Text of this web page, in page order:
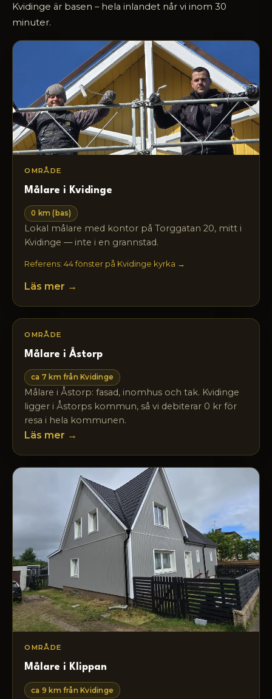
Kvidinge är basen – hela inlandet når vi inom 30
minuter.
OMRÅDE
Målare i Kvidinge
0 km (bas)
Lokal målare med kontor på Torggatan 20, mitt i
Kvidinge — inte i en grannstad.
Referens: 44 fönster på Kvidinge kyrka →
Läs mer →
OMRÅDE
Målare i Åstorp
ca 7 km från Kvidinge
Målare i Åstorp: fasad, inomhus och tak. Kvidinge
ligger i Åstorps kommun, så vi debiterar 0 kr för
resa i hela kommunen.
Läs mer →
OMRÅDE
Målare i Klippan
ca 9 km från Kvidinge